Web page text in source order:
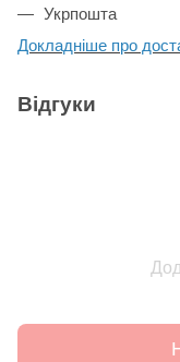
Укрпошта
Докладніше про
Відгуки